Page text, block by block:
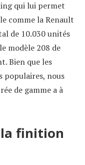
qui lui permet
comme la Renault
de 10.030 unités
modèle 208 de
Bien que les
populaires, nous
de gamme a à
finition